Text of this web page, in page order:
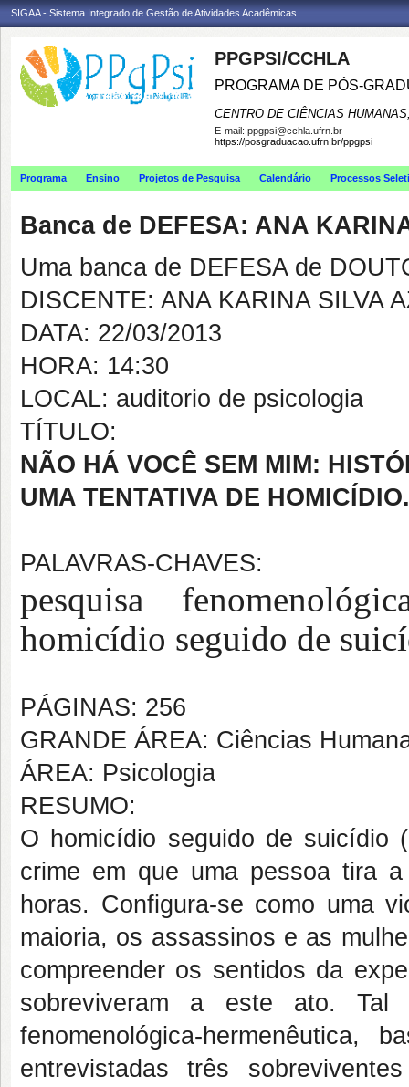
SIGAA - Sistema Integrado de Gestão de Atividades Acadêmicas
PPGPSI/CCHLA
PROGRAMA DE PÓS-
CENTRO DE CIÊNCIAS
E-mail: ppgpsi@cchla.ufrn.br
https://posgraduacao.ufrn.br/ppgpsi
Programa Ensino Projetos de Pesquisa Calendário Processos
Banca de DEFESA: ANA
Uma banca de DEFESA de
DISCENTE: ANA KARINA SILVA
DATA: 22/03/2013
HORA: 14:30
LOCAL: auditorio de psicologia
TÍTULO:
NÃO HÁ VOCÊ SEM MIM:
UMA TENTATIVA DE HOMICÍDIO.
PALAVRAS-CHAVES:
pesquisa
homicídio seguido de
PÁGINAS: 256
GRANDE ÁREA: Ciências
ÁREA: Psicologia
RESUMO:
O homicídio seguido de suicídio
crime em que uma pessoa tira
horas. Configura-se como uma
maioria, os assassinos e as
compreender os sentidos da
sobreviveram a este ato. Tal
fenomenológica-hermenêutica,
entrevistadas três